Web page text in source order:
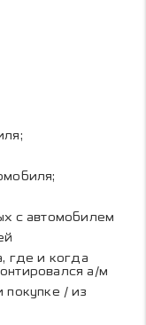
с автомобилем
где и когда
а/м
покупке / из